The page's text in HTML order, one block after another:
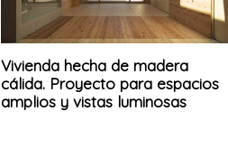
Vivienda hecha de madera
cálida. Proyecto para espacios
amplios y vistas luminosas